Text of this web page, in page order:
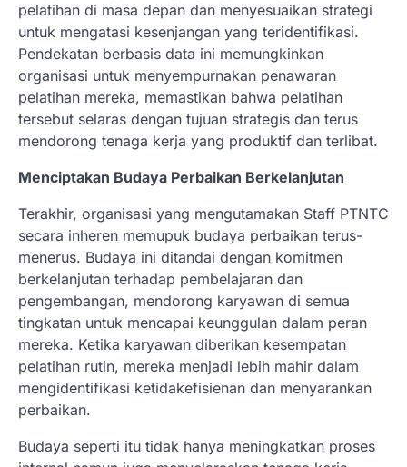
pelatihan di masa depan dan menyesuaikan strategi
untuk mengatasi kesenjangan yang teridentifikasi.
Pendekatan berbasis data ini memungkinkan
organisasi untuk menyempurnakan penawaran
pelatihan mereka, memastikan bahwa pelatihan
tersebut selaras dengan tujuan strategis dan terus
mendorong tenaga kerja yang produktif dan terlibat.
Menciptakan Budaya Perbaikan Berkelanjutan
Terakhir, organisasi yang mengutamakan Staff PTNTC
secara inheren memupuk budaya perbaikan terus-
menerus. Budaya ini ditandai dengan komitmen
berkelanjutan terhadap pembelajaran dan
pengembangan, mendorong karyawan di semua
tingkatan untuk mencapai keunggulan dalam peran
mereka. Ketika karyawan diberikan kesempatan
pelatihan rutin, mereka menjadi lebih mahir dalam
mengidentifikasi ketidakefisienan dan menyarankan
perbaikan.
Budaya seperti itu tidak hanya meningkatkan proses